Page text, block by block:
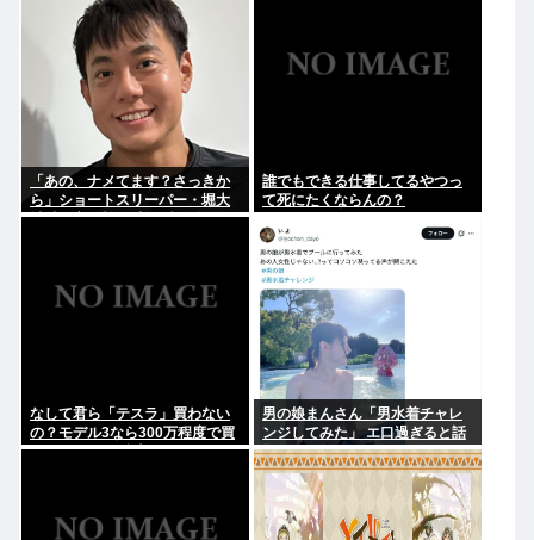
「あの、ナメてます？さっきか
ら」ショートスリーパー・堀大
輔氏が高須幹弥氏にブチギレ
誰でもできる仕事してるやつっ
て死にたくならんの？
なして君ら「テスラ」買わない
の？モデル3なら300万程度で買
える.コスパ最強車がここにある
男の娘まんさん「男水着チャレ
ンジしてみた」 エ口過ぎると話
題に